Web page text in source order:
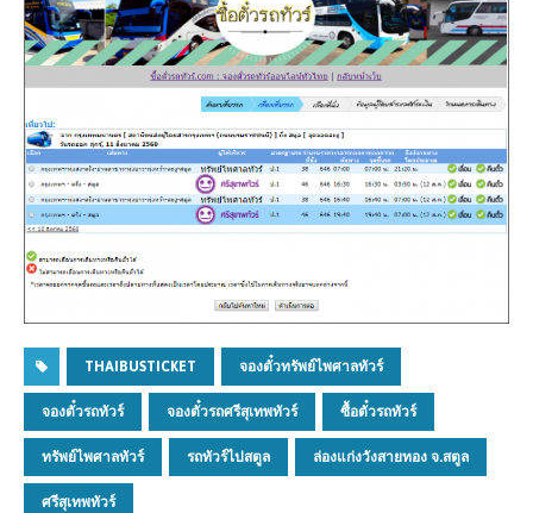
THAIBUSTICKET จองตั๋วทรัพย์ไพศาลทัวร์
จองตั๋วรถทัวร์ จองตั๋วรถศรีสุเทพทัวร์ ซื้อตั๋วรถทัวร์
ทรัพย์ไพศาลทัวร์ รถทัวร์ไปสตูล ล่องแก่งวังสายทอง จ.สตูล
ศรีสุเทพทัวร์